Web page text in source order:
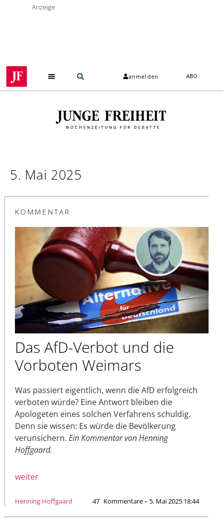
Anzeige
anmelden ABO
5. Mai 2025
KOMMENTAR
Das AfD-Verbot und die
Vorboten Weimars
Was passiert eigentlich, wenn die AfD erfolgreich
verboten würde? Eine Antwort bleiben die
Apologeten eines solchen Verfahrens schuldig.
Denn sie wissen: Es würde die Bevölkerung
verunsichern. Ein Kommentar von Henning
Hoffgaard.
weiter
Henning Hoffgaard 47 Kommentare – 5. Mai 2025 18:44